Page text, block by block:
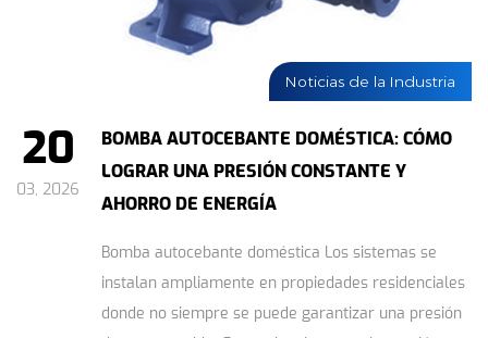
Noticias de la Industria
20
03, 2026
BOMBA AUTOCEBANTE DOMÉSTICA: CÓMO
LOGRAR UNA PRESIÓN CONSTANTE Y
AHORRO DE ENERGÍA
Bomba autocebante doméstica Los sistemas se
instalan ampliamente en propiedades residenciales
donde no siempre se puede garantizar una presión